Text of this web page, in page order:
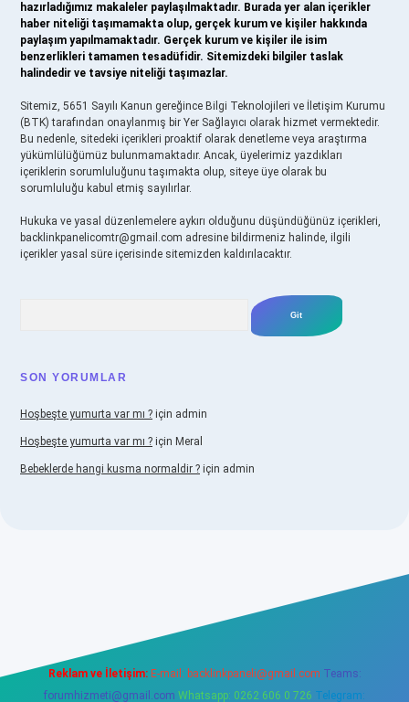
hazırladığımız makaleler paylaşılmaktadır. Burada yer alan içerikler
haber niteliği taşımamakta olup, gerçek kurum ve kişiler hakkında
paylaşım yapılmamaktadır. Gerçek kurum ve kişiler ile isim
benzerlikleri tamamen tesadüfidir. Sitemizdeki bilgiler taslak
halindedir ve tavsiye niteliği taşımazlar.
Sitemiz, 5651 Sayılı Kanun gereğince Bilgi Teknolojileri ve İletişim Kurumu
(BTK) tarafından onaylanmış bir Yer Sağlayıcı olarak hizmet vermektedir.
Bu nedenle, sitedeki içerikleri proaktif olarak denetleme veya araştırma
yükümlülüğümüz bulunmamaktadır. Ancak, üyelerimiz yazdıkları
içeriklerin sorumluluğunu taşımakta olup, siteye üye olarak bu
sorumluluğu kabul etmiş sayılırlar.
Hukuka ve yasal düzenlemelere aykırı olduğunu düşündüğünüz içerikleri,
backlinkpanelicomtr@gmail.com adresine bildirmeniz halinde, ilgili
içerikler yasal süre içerisinde sitemizden kaldırılacaktır.
SON YORUMLAR
Hoşbeşte yumurta var mı ? için admin
Hoşbeşte yumurta var mı ? için Meral
Bebeklerde hangi kusma normaldir ? için admin
Reklam ve İletişim: E-mail: backlinkpaneli@gmail.com Teams:
forumhizmeti@gmail.com Whatsapp: 0262 606 0 726 Telegram: